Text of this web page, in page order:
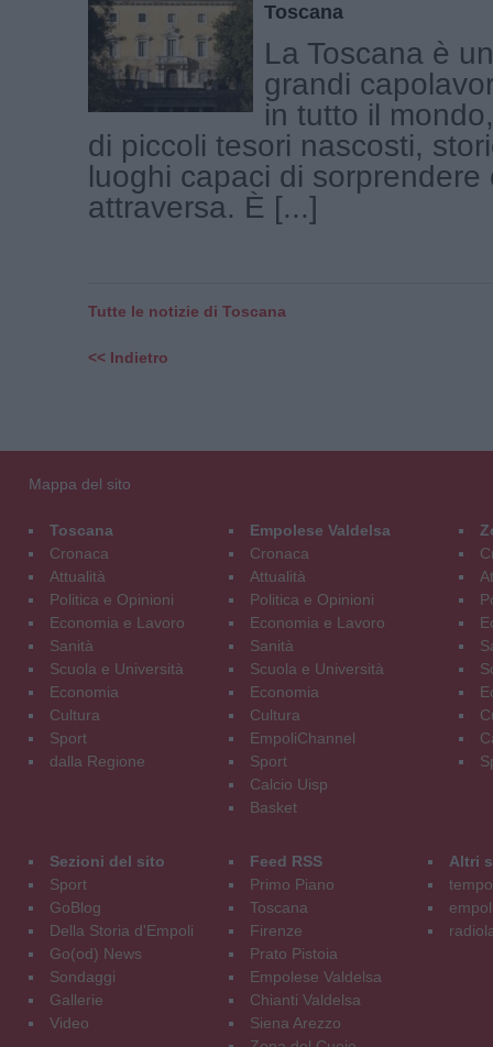
Toscana
La Toscana è
grandi
in tutto il
di piccoli tesori nascosti,
luoghi capaci di sorprendere
attraversa. È [...]
Tutte le notizie di Toscana
<< Indietro
Mappa del sito
Toscana
Cronaca
Attualità
Politica e Opinioni
Economia e Lavoro
Sanità
Scuola e Università
Economia
Cultura
Sport
dalla Regione
Empolese Valdelsa
Cronaca
Attualità
Politica e Opinioni
Economia e Lavoro
Sanità
Scuola e Università
Economia
Cultura
EmpoliChannel
Sport
Calcio Uisp
Basket
Sezioni del sito
Sport
GoBlog
Della Storia d'Empoli
Go(od) News
Sondaggi
Gallerie
Video
Feed RSS
Primo Piano
Toscana
Firenze
Prato Pistoia
Empolese Valdelsa
Chianti Valdelsa
Siena Arezzo
Altri